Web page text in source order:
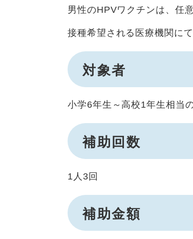
男性のHPVワクチンは、任
接種希望される医療機関に
対象者
小学6年生～高校1年生相当
補助回数
1人3回
補助金額